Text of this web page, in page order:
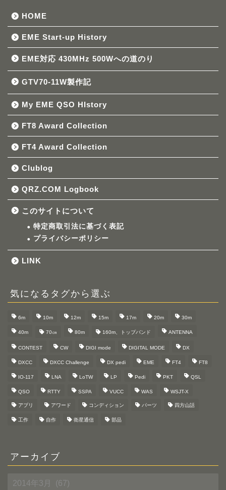
HOME
EME Start-up History
EME対応 430MHz 500Wへの道のり
GTV70-11W製作記
My EME QSO HIstory
FT8 Award Collection
FT4 Award Collection
Clublog
QRZ.COM Logbook
このサイトについて
特定商取引法に基づく表記
プライバシーポリシー
LINK
気になるタグから選ぶ
6m 10m 12m 15m 17m 20m 30m
40m 70㎝ 80m 160m、トップバンド ANTENNA
CONTEST CW DIGI mode DIGITAL MODE DX
DXCC DXCC Challenge DX pedi EME FT4 FT8
IO-117 LNA LoTW LP Pedi PKT QSL
QSO RTTY SSPA VUCC WAS WSJT-X
アプリ アワード コンディション パーツ 四方山話
工作 自作 衛星通信 部品
アーカイブ
ー